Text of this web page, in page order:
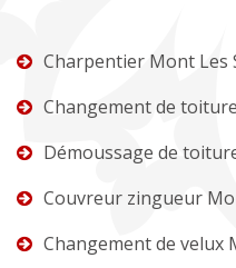
Charpentier Mont Les
Changement de
Démoussage de
Couvreur zingueur
Changement de velux